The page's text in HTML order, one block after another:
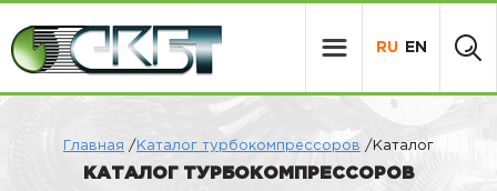
RU EN
Главная / Каталог турбокомпрессоров /Каталог
КАТАЛОГ ТУРБОКОМПРЕССОРОВ